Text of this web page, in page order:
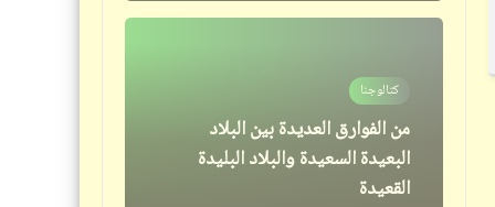
كتالوجنا
من الفوارق العديدة بين البلاد
البعيدة السعيدة والبلاد البليدة
القعيدة
مذكرات
الأمن والأمان | حد ضامن يمشي آمن
أو مآمن يمشي فين (2)